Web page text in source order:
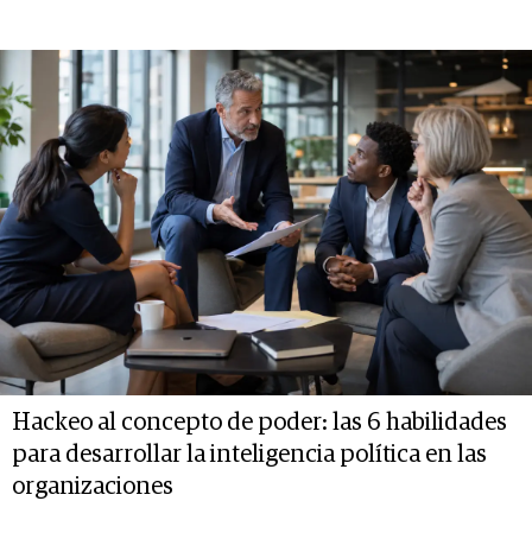
Hackeo al concepto de poder: las 6 habilidades
para desarrollar la inteligencia política en las
organizaciones